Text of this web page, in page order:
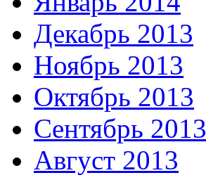
Декабрь 2013
Ноябрь 2013
Октябрь 2013
Сентябрь 2013
Август 2013